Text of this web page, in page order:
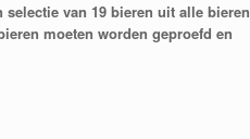
van 19 bieren uit alle bieren
moeten worden geproefd en